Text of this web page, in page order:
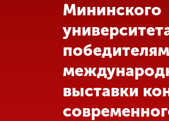
Обучение
Международная
деятельность
Мининского
выставки